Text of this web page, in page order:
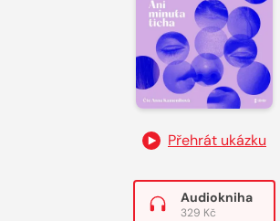
Přehrát ukázku
Audiokniha
329 Kč